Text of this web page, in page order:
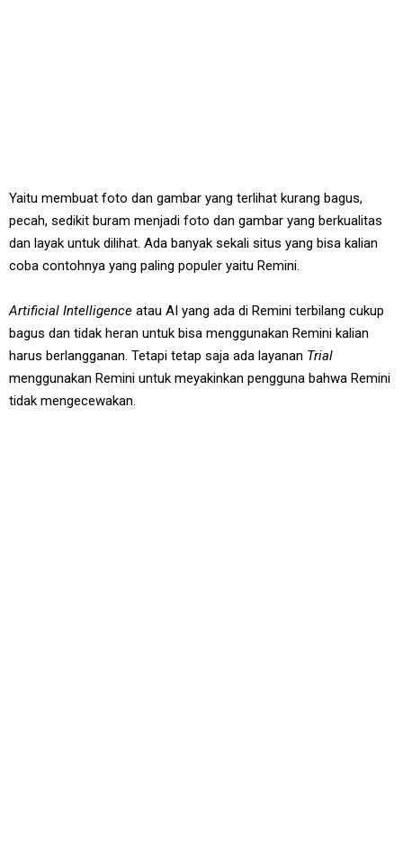
Yaitu membuat foto dan gambar yang terlihat kurang bagus,
pecah, sedikit buram menjadi foto dan gambar yang berkualitas
dan layak untuk dilihat. Ada banyak sekali situs yang bisa kalian
coba contohnya yang paling populer yaitu Remini.
Artificial Intelligence atau AI yang ada di Remini terbilang cukup
bagus dan tidak heran untuk bisa menggunakan Remini kalian
harus berlangganan. Tetapi tetap saja ada layanan Trial
menggunakan Remini untuk meyakinkan pengguna bahwa Remini
tidak mengecewakan.